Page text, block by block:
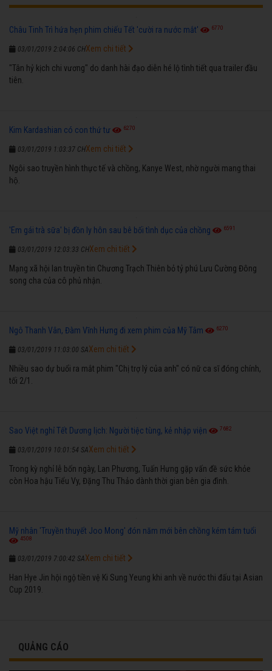
Châu Tinh Trì hứa hẹn phim chiếu Tết 'cười ra nước mắt' 6770
03/01/2019 2:04:06 CH
"Tân hỷ kịch chi vương" do danh hài đạo diễn hé lộ tình tiết qua trailer đầu
tiên.
Xem chi tiết
Kim Kardashian có con thứ tư 6270
03/01/2019 1:03:37 CH
Ngôi sao truyền hình thực tế và chồng, Kanye West, nhờ người mang thai
hộ.
Xem chi tiết
'Em gái trà sữa' bị đồn ly hôn sau bê bối tình dục của chồng 6591
03/01/2019 12:03:33 CH
Mạng xã hội lan truyền tin Chương Trạch Thiên bỏ tỷ phú Lưu Cường Đông
song cha của cô phủ nhận.
Xem chi tiết
Ngô Thanh Vân, Đàm Vĩnh Hưng đi xem phim của Mỹ Tâm 6270
03/01/2019 11:03:00 SA
Nhiều sao dự buổi ra mắt phim "Chị trợ lý của anh" có nữ ca sĩ đóng chính,
tối 2/1.
Xem chi tiết
Sao Việt nghỉ Tết Dương lịch: Người tiệc tùng, kẻ nhập viện 7682
03/01/2019 10:01:54 SA
Trong kỳ nghỉ lễ bốn ngày, Lan Phương, Tuấn Hưng gặp vấn đề sức khỏe
còn Hoa hậu Tiểu Vy, Đặng Thu Thảo dành thời gian bên gia đình.
Xem chi tiết
Mỹ nhân 'Truyền thuyết Joo Mong' đón năm mới bên chồng kém tám tuổi
4508
03/01/2019 7:00:42 SA
Han Hye Jin hội ngộ tiền vệ Ki Sung Yeung khi anh về nước thi đấu tại Asian
Cup 2019.
Xem chi tiết
QUẢNG CÁO